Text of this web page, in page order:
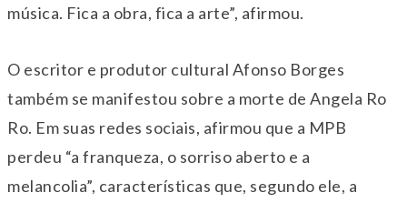
música. Fica a obra, fica a arte”, afirmou.
O escritor e produtor cultural Afonso Borges
também se manifestou sobre a morte de Angela Ro
Ro. Em suas redes sociais, afirmou que a MPB
perdeu “a franqueza, o sorriso aberto e a
melancolia”, características que, segundo ele, a